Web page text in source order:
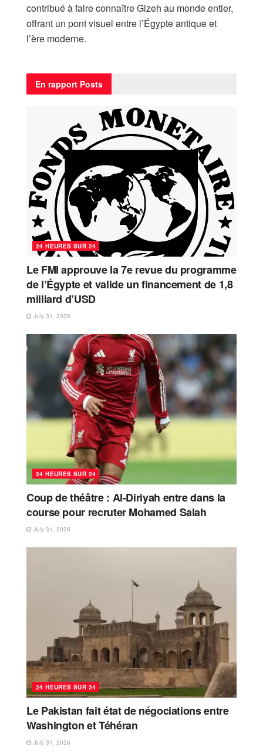
contribué à faire connaître Gizeh au monde entier,
offrant un pont visuel entre l’Égypte antique et
l’ère moderne.
En rapport Posts
24 HEURES SUR 24
Le FMI approuve la 7e revue du programme
de l’Égypte et valide un financement de 1,8
milliard d’USD
July 31, 2026
24 HEURES SUR 24
Coup de théâtre : Al-Diriyah entre dans la
course pour recruter Mohamed Salah
July 31, 2026
24 HEURES SUR 24
Le Pakistan fait état de négociations entre
Washington et Téhéran
July 31, 2026